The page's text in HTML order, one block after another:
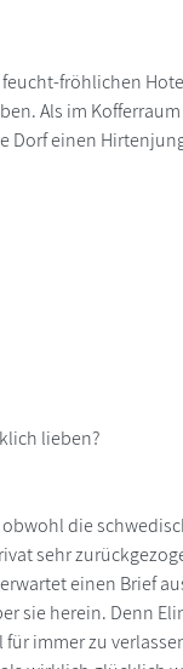
fröhlichen
Als im
Dorf einen
lieben?
die
sehr
einen Brief
sie herein. Denn
immer zu